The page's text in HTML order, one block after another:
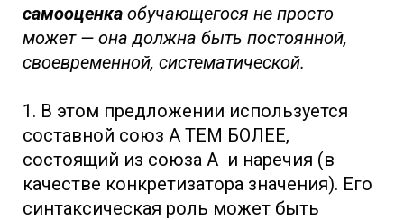
самооценка обучающегося не просто
может — она должна быть постоянной,
своевременной, систематической.
1. В этом предложении используется
составной союз А ТЕМ БОЛЕЕ,
состоящий из союза А и наречия (в
качестве конкретизатора значения). Его
синтаксическая роль может быть